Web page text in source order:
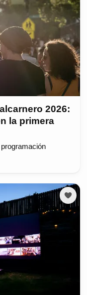
2026:
la primera